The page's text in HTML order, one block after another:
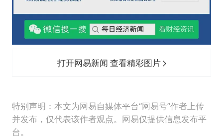
打开网易新闻 查看精彩图片
特别声明：本文为网易自媒体平台“网易号”作者上传
并发布，仅代表该作者观点。网易仅提供信息发布平
台。